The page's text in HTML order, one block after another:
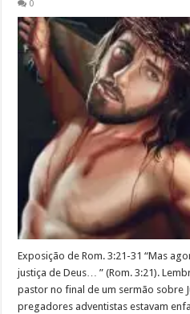
0
Exposição de Rom. 3:21-31 “Mas
justiça de Deus… ” (Rom. 3:21).
pastor no final de um sermão sobre
pregadores adventistas estavam